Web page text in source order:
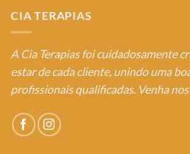
CIA TERAPIAS
A Cia Terapias foi cuidadosamente
estar de cada cliente, unindo uma
profissionais qualificadas. Venha